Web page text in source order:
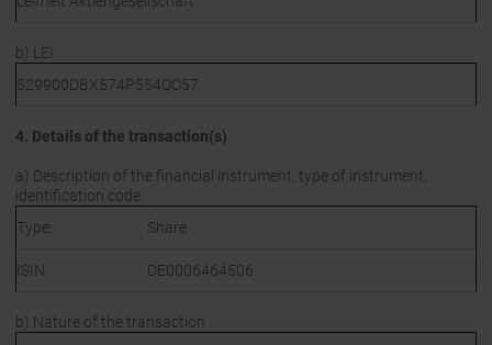
b) LEI
529900DBX574P554QO57
4. Details of the transaction(s)
a) Description of the financial instrument, type of instrument,
identification code
Type:
Share
ISIN: DE0006464506
b) Nature of the transaction